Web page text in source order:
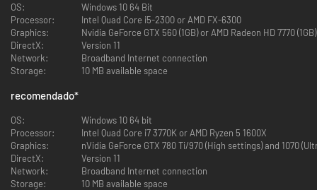
O mesmo poder das armas de ferro, com uma versão épica de cada
arma para o jogo avançado.
15 novos estandartes de guerra
Decore sua nova arena ou castelo com os estandartes de guerra
totalmente novos
representa nenhuma vantagem em poder ou força no jogo - mas tem um
visual maneiro. Todos os novos itens têm estatísticas comparáveis às de
itens já existentes.
OS:
Windows 10 64 Bit
Processor:
Intel Quad Core i5-2300 or AMD FX-6300
Graphics:
Nvidia GeForce GTX 560 (1GB) or AMD Radeon HD 7770 (1GB)
DirectX:
Version 11
Network:
Broadband Internet connection
Storage:
10 MB available space
recomendado*
OS:
Windows 10 64 bit
Processor:
Intel Quad Core i7 3770K or AMD Ryzen 5 1600X
Graphics:
nVidia GeForce GTX 780 Ti/970 (High settings) and 1070
DirectX:
Version 11
Network:
Broadband Internet connection
Storage:
10 MB available space